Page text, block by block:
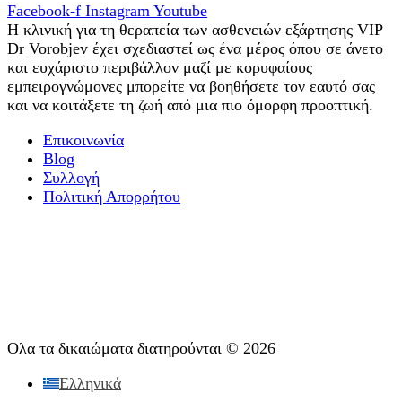
Facebook-f Instagram Youtube
Η κλινική για τη θεραπεία των ασθενειών εξάρτησης VIP
Dr Vorobjev έχει σχεδιαστεί ως ένα μέρος όπου σε άνετο
και ευχάριστο περιβάλλον μαζί με κορυφαίους
εμπειρογνώμονες μπορείτε να βοηθήσετε τον εαυτό σας
και να κοιτάξετε τη ζωή από μια πιο όμορφη προοπτική.
Επικοινωνία
Blog
Συλλογή
Πολιτική Απορρήτου
Ολα τα δικαιώματα διατηρούνται © 2026
Ελληνικά